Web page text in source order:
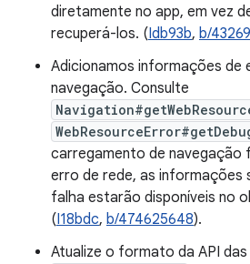
diretamente no app, em vez
recuperá-los. (Idb93b, b/
Adicionamos informações de
navegação. Consulte
carregamento de navegação
erro de rede, as informações
falha estarão disponíveis no
(I18bdc, b/474625648).
Atualize o formato da API